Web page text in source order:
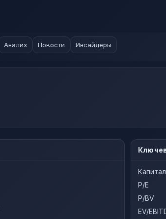
Анализ Новости Инсайдеры
P/E
P/BV
EV/